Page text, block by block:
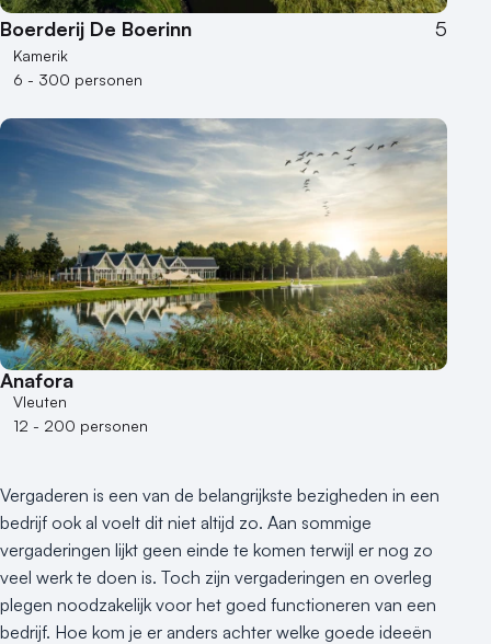
Boerderij De Boerinn 5
Kamerik
6 - 300 personen
Anafora
Vleuten
12 - 200 personen
Vergaderen is een van de belangrijkste bezigheden in een
bedrijf ook al voelt dit niet altijd zo. Aan sommige
vergaderingen lijkt geen einde te komen terwijl er nog zo
veel werk te doen is. Toch zijn vergaderingen en overleg
plegen noodzakelijk voor het goed functioneren van een
bedrijf. Hoe kom je er anders achter welke goede ideeën